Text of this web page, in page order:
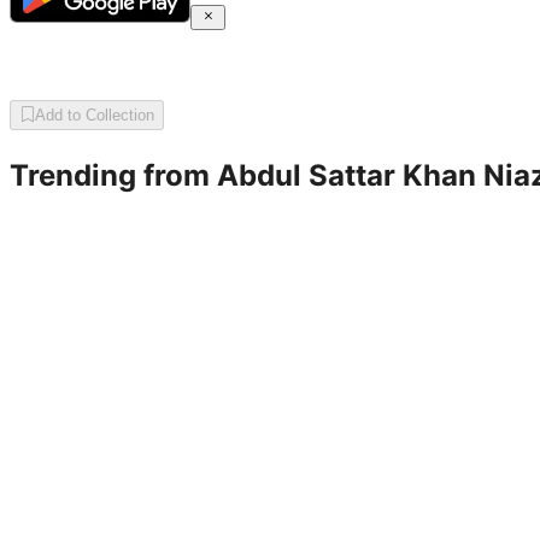
Add to Collection
Trending from Abdul Sattar Khan